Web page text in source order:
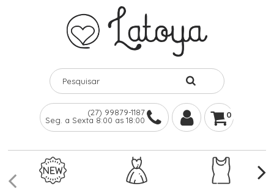
(27) 99879-1187
Seg. a Sexta 8:00 as 18:00
0